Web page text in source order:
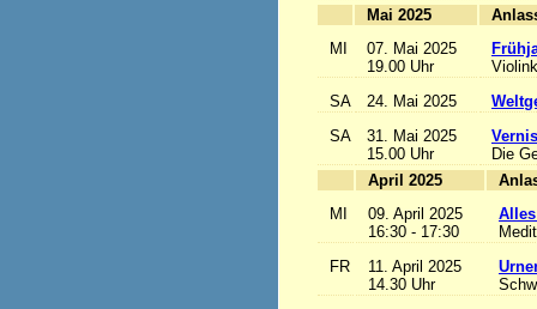
Mai 2025
MI
07. Mai 2025
19.00 Uhr
SA
24. Mai 2025
SA
31. Mai 2025
15.00 Uhr
Die
April 2025
MI
09. April 2025
16:30 - 17:30
FR
11. April 2025
14.30 Uhr